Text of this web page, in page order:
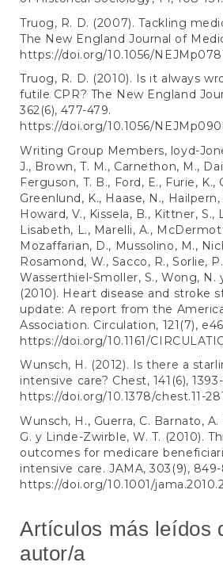
Truog, R. D. (2007). Tackling
The New England Journal of
https://doi.org/10.1056/
Truog, R. D. (2010). Is it always
futile CPR? The New England
362(6), 477-479.
https://doi.org/10.1056/
Writing Group Members, loyd-
J., Brown, T. M., Carnethon, M.,
Ferguson, T. B., Ford, E., Furie, K.,
Greenlund, K., Haase, N., Hailpern,
Howard, V., Kissela, B., Kittner, S.,
Lisabeth, L., Marelli, A.,
Mozaffarian, D., Mussolino, M.,
Rosamond, W., Sacco, R., Sorlie,
Wasserthiel-Smoller, S., Wong, N.
(2010). Heart disease and stroke
update: A report from the
Association. Circulation, 121(7),
https://doi.org/10.1161/
Wunsch, H. (2012). Is there a
intensive care? Chest, 141(6),
https://doi.org/10.1378/chest.11-
Wunsch, H., Guerra, C. Barnato, A.
G. y Linde-Zwirble, W. T. (2010).
outcomes for medicare
intensive care. JAMA, 303(9), 849-
https://doi.org/10.1001/
Artículos más leídos
autor/a